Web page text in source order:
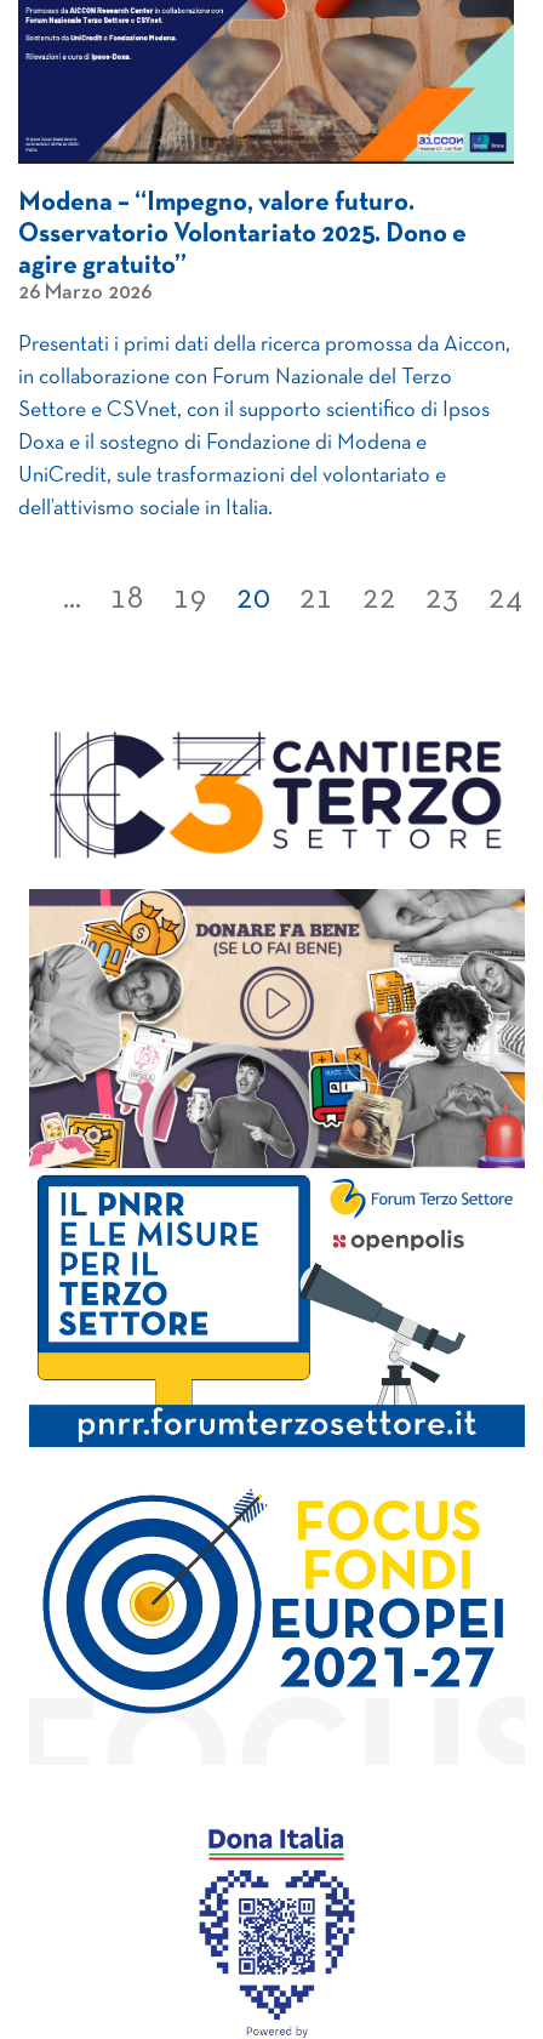
Modena – “Impegno, valore futuro.
Osservatorio Volontariato 2025. Dono e
agire gratuito”
26 Marzo 2026
Presentati i primi dati della ricerca promossa da Aiccon,
in collaborazione con Forum Nazionale del Terzo
Settore e CSVnet, con il supporto scientifico di Ipsos
Doxa e il sostegno di Fondazione di Modena e
UniCredit, sule trasformazioni del volontariato e
dell’attivismo sociale in Italia.
... 18 19 20 21 22 23 24